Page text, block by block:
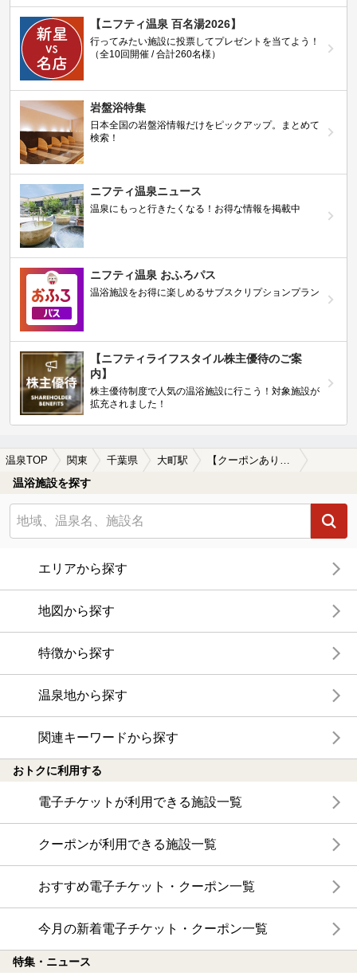
【ニフティ温泉 百名湯2026】
行ってみたい施設に投票してプレゼントを当てよう！
（全10回開催 / 合計260名様）
岩盤浴特集
日本全国の岩盤浴情報だけをピックアップ。まとめて
検索！
ニフティ温泉ニュース
温泉にもっと行きたくなる！お得な情報を掲載中
ニフティ温泉 おふろパス
温浴施設をお得に楽しめるサブスクリプションプラン
【ニフティライフスタイル株主優待のご案
内】
株主優待制度で人気の温浴施設に行こう！対象施設が
拡充されました！
温泉TOP 関東 千葉県 大町駅
温浴施設を探す
エリアから探す
地図から探す
特徴から探す
温泉地から探す
関連キーワードから探す
おトクに利用する
電子チケットが利用できる施設一覧
クーポンが利用できる施設一覧
おすすめ電子チケット・クーポン一覧
今月の新着電子チケット・クーポン一覧
特集・ニュース